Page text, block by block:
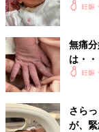
妊娠
無痛
は・
妊娠
さら
が、